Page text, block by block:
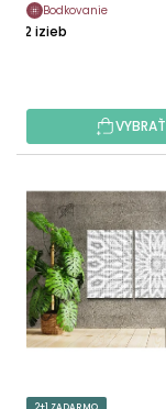
O
VT
Bodkovanie
12 izieb
VYBRAŤ